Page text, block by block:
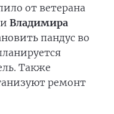
от ветерана
Владимира
пандус во
Также
ремонт